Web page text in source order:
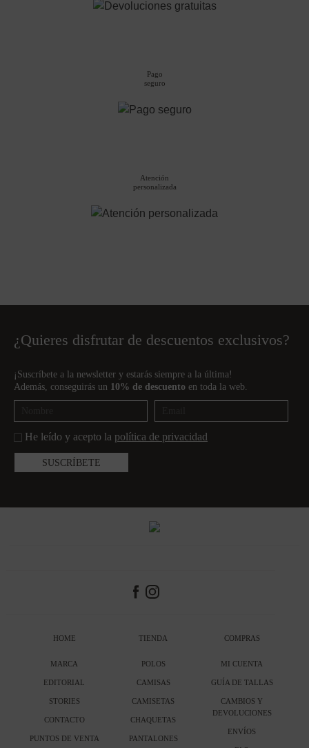
Pago
seguro
Atención
personalizada
¿Quieres disfrutar de descuentos exclusivos?
¡Suscríbete a la newsletter y estarás siempre a la última!
Además, conseguirás un 10% de descuento en toda la web.
He leído y acepto la política de privacidad
HOME
MARCA
EDITORIAL
STORIES
CONTACTO
PUNTOS DE VENTA
TIENDA
POLOS
CAMISAS
CAMISETAS
CHAQUETAS
PANTALONES
COMPRAS
MI CUENTA
GUÍA DE TALLAS
CAMBIOS Y
DEVOLUCIONES
ENVÍOS